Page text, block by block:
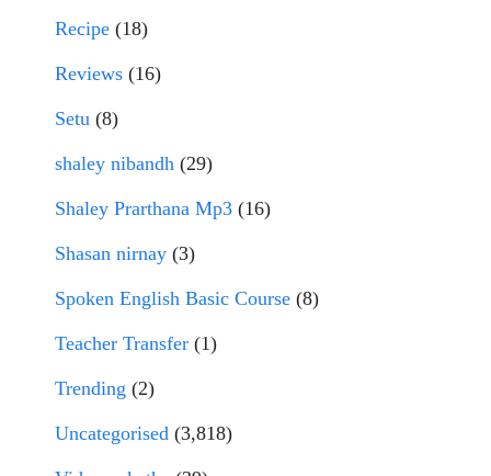
Recipe (18)
Reviews (16)
Setu (8)
shaley nibandh (29)
Shaley Prarthana Mp3 (16)
Shasan nirnay (3)
Spoken English Basic Course (8)
Teacher Transfer (1)
Trending (2)
Uncategorised (3,818)